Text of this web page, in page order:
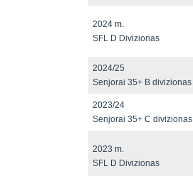
2024 m.
SFL D Divizionas
2024/25
Senjorai 35+ B divizionas
2023/24
Senjorai 35+ C divizionas
2023 m.
SFL D Divizionas